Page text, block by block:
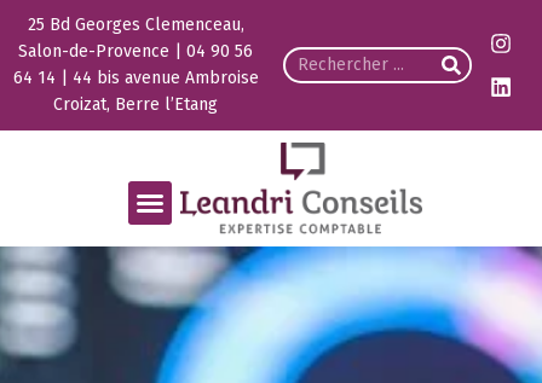
25 Bd Georges Clemenceau,
Salon-de-Provence | 04 90 56
64 14 | 44 bis avenue Ambroise
Croizat, Berre l’Etang